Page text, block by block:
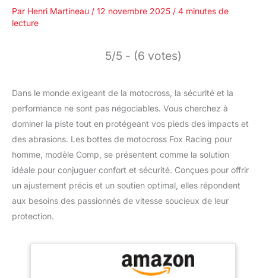
Par Henri Martineau / 12 novembre 2025 / 4 minutes de
lecture
5/5 - (6 votes)
Dans le monde exigeant de la motocross, la sécurité et la
performance ne sont pas négociables. Vous cherchez à
dominer la piste tout en protégeant vos pieds des impacts et
des abrasions. Les bottes de motocross Fox Racing pour
homme, modèle Comp, se présentent comme la solution
idéale pour conjuguer confort et sécurité. Conçues pour offrir
un ajustement précis et un soutien optimal, elles répondent
aux besoins des passionnés de vitesse soucieux de leur
protection.